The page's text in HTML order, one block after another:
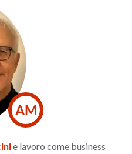
AM
e lavoro come business